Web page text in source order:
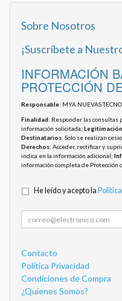
Sobre Nosotros
¡Suscríbete a
INFORMACIÓN
PROTECCIÓN
Responsable: MYA NUEVAS
Finalidad: Responder las consultas
información solicitada; Legitimación
Destinatarios: Solo se realizan
Derechos: Acceder, rectificar y
indica en la información adicional;
información completa de Protección
He leído y acepto la
Contacto
Política Privacidad
Condiciones de Compra
¿Quienes Somos?